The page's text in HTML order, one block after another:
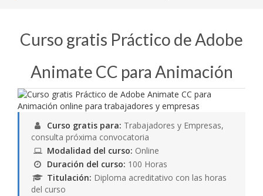
Curso gratis Práctico de Adobe
Animate CC para Animación
Curso gratis para: Trabajadores y Empresas,
consulta próxima convocatoria
Modalidad del curso: Online
Duración del curso: 100 Horas
Titulación: Diploma acreditativo con las horas
del curso